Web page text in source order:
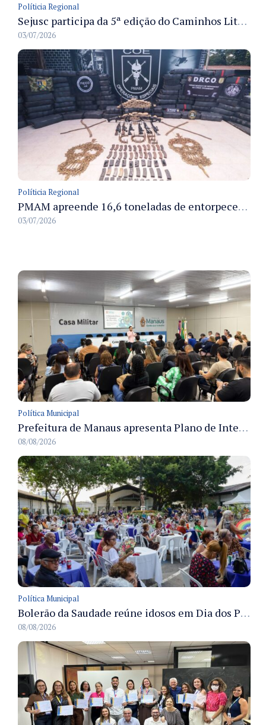
Políticia Regional
Sejusc participa da 5ª edição do Caminhos Literários com foco na cultura hip-hop nas unidades socioeducativas
03/07/2026
Políticia Regional
PMAM apreende 16,6 toneladas de entorpecentes e registra aumento nas prisões em flagrante e nas capturas de foragidos no primeiro semestre de 2026
03/07/2026
Política Municipal
Prefeitura de Manaus apresenta Plano de Integridade da CGM e qualifica servidores para governança e conformidade no biênio 2027-2028
08/08/2026
Política Municipal
Bolerão da Saudade reúne idosos em Dia dos Pais promovido pela Fundação Dr. Thomas em Manaus
08/08/2026